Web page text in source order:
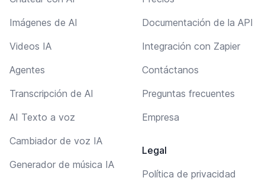
Imágenes de AI
Videos IA
Agentes
Transcripción de AI
AI Texto a voz
Cambiador de voz IA
Generador de música IA
Documentación de la API
Integración con Zapier
Contáctanos
Preguntas frecuentes
Empresa
Legal
Política de privacidad